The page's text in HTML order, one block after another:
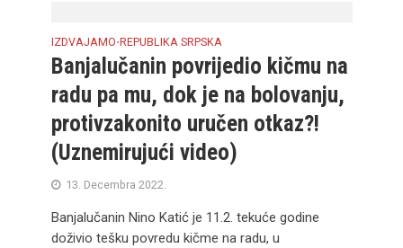
IZDVAJAMO•REPUBLIKA SRPSKA
Banjalučanin povrijedio kičmu na
radu pa mu, dok je na bolovanju,
protivzakonito uručen otkaz?!
(Uznemirujući video)
13. Decembra 2022.
Banjalučanin Nino Katić je 11.2. tekuće godine
doživio tešku povredu kičme na radu, u